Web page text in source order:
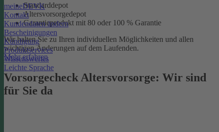
meineDEVK
Kontakt
Kundendaten ändern
Bescheinigungen
Kündigung
Produktservices
Wissenswertes
Leichte Sprache
Standarddepot
Altersvorsorgedepot
Garantieprodukt mit 80 oder 100 % Garantie
Wir halten Sie zu Ihren individuellen Möglichkeiten und allen
wichtigen Änderungen auf dem Laufenden.
Mehr erfahren
Vorsorgecheck Altersvorsorge:­ Wir sind
für Sie da